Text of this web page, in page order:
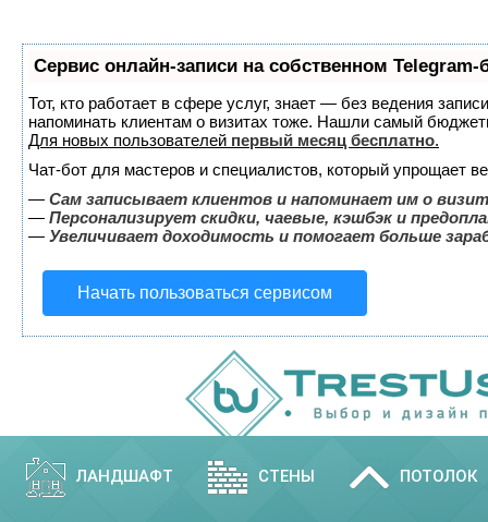
Сервис онлайн-записи на собственном Telegram-
Тот, кто работает в сфере услуг, знает — без ведения
напоминать клиентам о визитах тоже. Нашли самый
Для новых пользователей первый месяц бесплатно.
Чат-бот для мастеров и специалистов, который упрощает
— Сам записывает клиентов и напоминает им о
— Персонализирует скидки, чаевые, кэшбэк и
— Увеличивает доходимость и помогает больше
Начать пользоваться сервисом
ЛАНДШАФТ СТЕНЫ ПОТОЛОК